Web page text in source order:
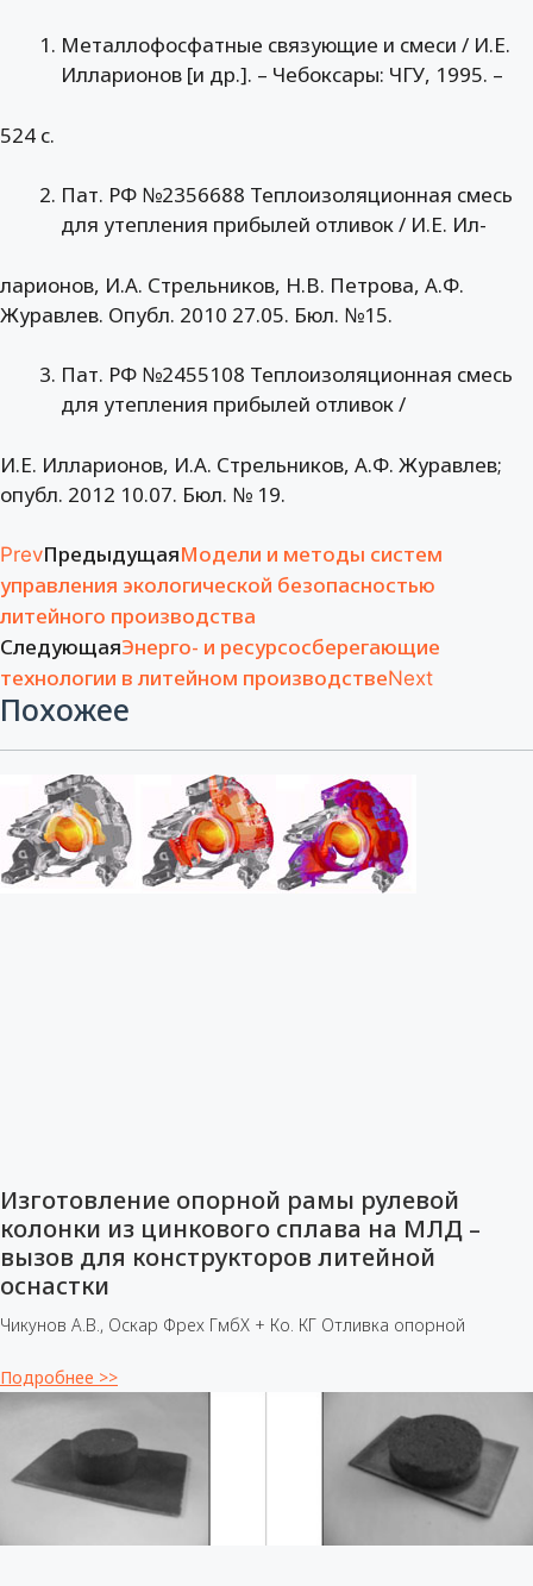
Металлофосфатные связующие и смеси / И.Е.
Илларионов [и др.]. – Чебоксары: ЧГУ, 1995. –
524 с.
Пат. РФ №2356688 Теплоизоляционная смесь
для утепления прибылей отливок / И.Е. Ил-
ларионов, И.А. Стрельников, Н.В. Петрова, А.Ф.
Журавлев. Опубл. 2010 27.05. Бюл. №15.
Пат. РФ №2455108 Теплоизоляционная смесь
для утепления прибылей отливок /
И.Е. Илларионов, И.А. Стрельников, А.Ф. Журавлев;
опубл. 2012 10.07. Бюл. № 19.
PrevПредыдущаяМодели и методы систем
управления экологической безопасностью
литейного производства
СледующаяЭнерго- и ресурсосберегающие
технологии в литейном производствеNext
Похожее
Изготовление опорной рамы рулевой
колонки из цинкового сплава на МЛД –
вызов для конструкторов литейной
оснастки
Чикунов А.В., Оскар Фрех ГмбХ + Ко. КГ Отливка опорной
Подробнее >>